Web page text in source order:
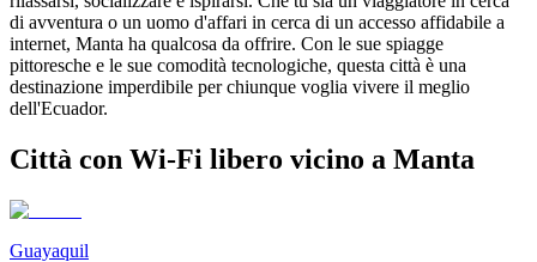
di avventura o un uomo d'affari in cerca di un accesso affidabile a
internet, Manta ha qualcosa da offrire. Con le sue spiagge
pittoresche e le sue comodità tecnologiche, questa città è una
destinazione imperdibile per chiunque voglia vivere il meglio
dell'Ecuador.
Città con Wi-Fi libero vicino a Manta
Guayaquil